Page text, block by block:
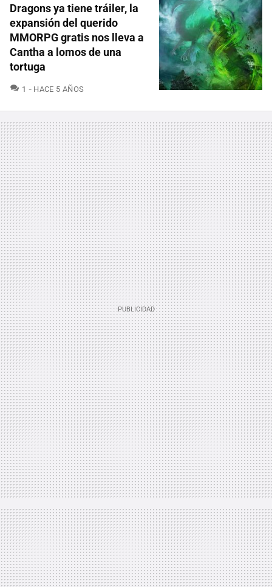
Dragons ya tiene tráiler, la
expansión del querido
MMORPG gratis nos lleva a
Cantha a lomos de una
tortuga
1 COMENTARIOS
HACE 5 AÑOS